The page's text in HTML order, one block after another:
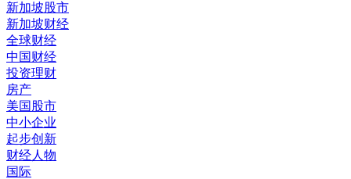
新加坡股市
新加坡财经
全球财经
中国财经
投资理财
房产
美国股市
中小企业
起步创新
财经人物
国际